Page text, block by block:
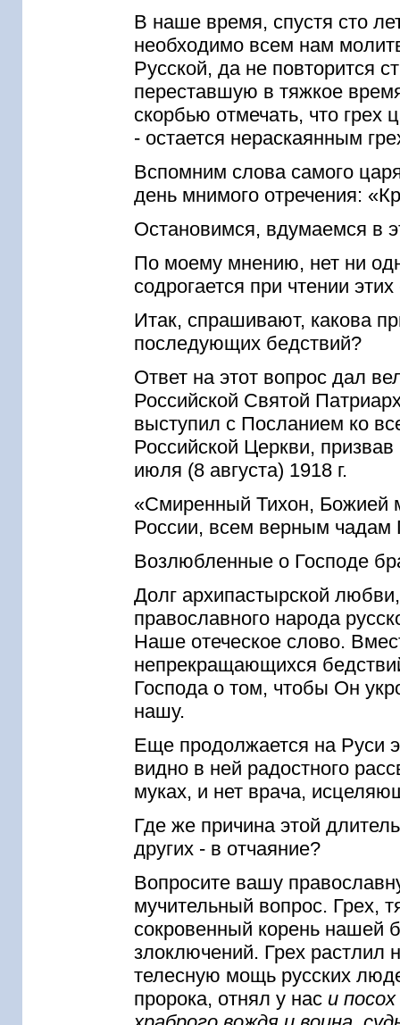
В наше время, спустя сто
необходимо всем нам
Русской, да не повторится
переставшую в тяжкое
скорбью отмечать, что грех
- остается нераскаянным
Вспомним слова самого
день мнимого отречения:
Остановимся, вдумаемся в
По моему мнению, нет ни
содрогается при чтении
Итак, спрашивают, какова
последующих бедствий?
Ответ на этот вопрос дал
Российской Святой
выступил с Посланием ко
Российской Церкви,
июля (8 августа) 1918 г.
«Смиренный Тихон, Божией
России, всем верным чадам
Возлюбленные о Господе
Долг архипастырской
православного народа
Наше отеческое слово.
непрекращающихся
Господа о том, чтобы Он
нашу.
Еще продолжается на Руси
видно в ней радостного
муках, и нет врача,
Где же причина этой
других - в отчаяние?
Вопросите вашу
мучительный вопрос. Грех,
сокровенный корень нашей
злоключений. Грех
телесную мощь русских
пророка, отнял у нас и